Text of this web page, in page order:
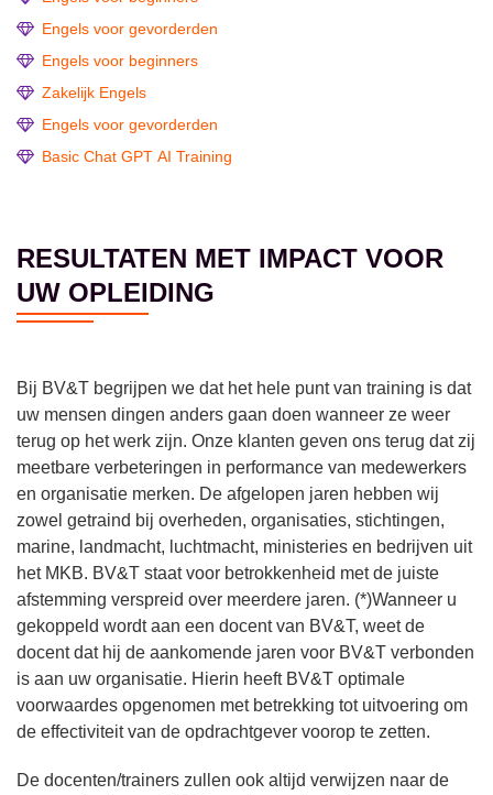
Engels voor gevorderden
Engels voor beginners
Zakelijk Engels
Engels voor gevorderden
Basic Chat GPT AI Training
RESULTATEN MET IMPACT VOOR
UW OPLEIDING
Bij BV&T begrijpen we dat het hele punt van training is dat
uw mensen dingen anders gaan doen wanneer ze weer
terug op het werk zijn. Onze klanten geven ons terug dat zij
meetbare verbeteringen in performance van medewerkers
en organisatie merken. De afgelopen jaren hebben wij
zowel getraind bij overheden, organisaties, stichtingen,
marine, landmacht, luchtmacht, ministeries en bedrijven uit
het MKB. BV&T staat voor betrokkenheid met de juiste
afstemming verspreid over meerdere jaren. (*)Wanneer u
gekoppeld wordt aan een docent van BV&T, weet de
docent dat hij de aankomende jaren voor BV&T verbonden
is aan uw organisatie. Hierin heeft BV&T optimale
voorwaardes opgenomen met betrekking tot uitvoering om
de effectiviteit van de opdrachtgever voorop te zetten.
De docenten/trainers zullen ook altijd verwijzen naar de